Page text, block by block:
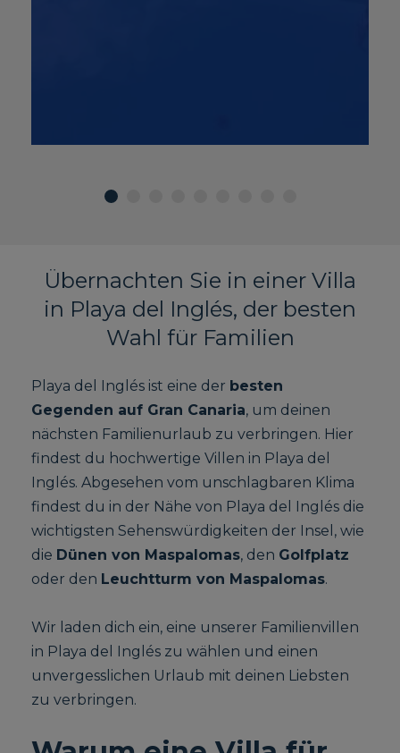
Übernachten Sie in einer Villa
in Playa del Inglés, der besten
Wahl für Familien
Playa del Inglés ist eine der besten
Gegenden auf Gran Canaria, um deinen
nächsten Familienurlaub zu verbringen. Hier
findest du hochwertige Villen in Playa del
Inglés. Abgesehen vom unschlagbaren Klima
findest du in der Nähe von Playa del Inglés die
wichtigsten Sehenswürdigkeiten der Insel, wie
die Dünen von Maspalomas, den Golfplatz
oder den Leuchtturm von Maspalomas.
Wir laden dich ein, eine unserer Familienvillen
in Playa del Inglés zu wählen und einen
unvergesslichen Urlaub mit deinen Liebsten
zu verbringen.